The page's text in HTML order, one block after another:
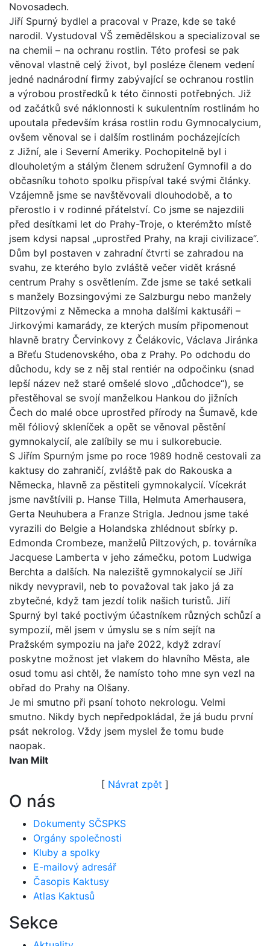
Novosadech.
Jiří Spurný bydlel a pracoval v Praze, kde se také
narodil. Vystudoval VŠ zemědělskou a specializoval se
na chemii – na ochranu rostlin. Této profesi se pak
věnoval vlastně celý život, byl posléze členem vedení
jedné nadnárodní firmy zabývající se ochranou rostlin
a výrobou prostředků k této činnosti potřebných. Již
od začátků své náklonnosti k sukulentním rostlinám ho
upoutala především krása rostlin rodu Gymnocalycium,
ovšem věnoval se i dalším rostlinám pocházejících
z Jižní, ale i Severní Ameriky. Pochopitelně byl i
dlouholetým a stálým členem sdružení Gymnofil a do
občasníku tohoto spolku přispíval také svými články.
Vzájemně jsme se navštěvovali dlouhodobě, a to
přerostlo i v rodinné přátelství. Co jsme se najezdili
před desítkami let do Prahy-Troje, o kterémžto místě
jsem kdysi napsal „uprostřed Prahy, na kraji civilizace“.
Dům byl postaven v zahradní čtvrti se zahradou na
svahu, ze kterého bylo zvláště večer vidět krásné
centrum Prahy s osvětlením. Zde jsme se také setkali
s manžely Bozsingovými ze Salzburgu nebo manžely
Piltzovými z Německa a mnoha dalšími kaktusáři –
Jirkovými kamarády, ze kterých musím připomenout
hlavně bratry Červinkovy z Čelákovic, Václava Jiránka
a Břeťu Studenovského, oba z Prahy. Po odchodu do
důchodu, kdy se z něj stal rentiér na odpočinku (snad
lepší název než staré omšelé slovo „důchodce“), se
přestěhoval se svojí manželkou Hankou do jižních
Čech do malé obce uprostřed přírody na Šumavě, kde
měl fóliový skleníček a opět se věnoval pěstění
gymnokalycií, ale zalíbily se mu i sulkorebucie.
S Jiřím Spurným jsme po roce 1989 hodně cestovali za
kaktusy do zahraničí, zvláště pak do Rakouska a
Německa, hlavně za pěstiteli gymnokalycií. Vícekrát
jsme navštívili p. Hanse Tilla, Helmuta Amerhausera,
Gerta Neuhubera a Franze Strigla. Jednou jsme také
vyrazili do Belgie a Holandska zhlédnout sbírky p.
Edmonda Crombeze, manželů Piltzových, p. továrníka
Jacquese Lamberta v jeho zámečku, potom Ludwiga
Berchta a dalších. Na naleziště gymnokalycií se Jiří
nikdy nevypravil, neb to považoval tak jako já za
zbytečné, když tam jezdí tolik našich turistů. Jiří
Spurný byl také poctivým účastníkem různých schůzí a
sympozií, měl jsem v úmyslu se s ním sejít na
Pražském sympoziu na jaře 2022, když zdraví
poskytne možnost jet vlakem do hlavního Města, ale
osud tomu asi chtěl, že namísto toho mne syn vezl na
obřad do Prahy na Olšany.
Je mi smutno při psaní tohoto nekrologu. Velmi
smutno. Nikdy bych nepředpokládal, že já budu první
psát nekrolog. Vždy jsem myslel že tomu bude
naopak.
Ivan Milt
[ Návrat zpět ]
O nás
Dokumenty SČSPKS
Orgány společnosti
Kluby a spolky
E-mailový adresář
Časopis Kaktusy
Atlas Kaktusů
Sekce